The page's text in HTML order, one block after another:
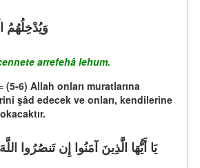
وَيُدْخِلُهُمُ
arrefehâ lehum.
(5-6) Allah onları muratlarına
şâd edecek ve onları, kendilerine